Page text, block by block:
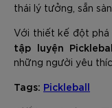
thái lý tưởng, sẵn
Với thiết kế đột phá
tập luyện
những người yêu
Tags: Pickleball